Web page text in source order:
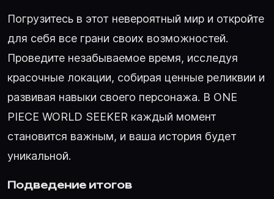
Погрузитесь в этот невероятный мир и откройте
для себя все грани своих возможностей.
Проведите незабываемое время, исследуя
красочные локации, собирая ценные реликвии и
развивая навыки своего персонажа. В ONE
PIECE WORLD SEEKER каждый момент
становится важным, и ваша история будет
уникальной.
Подведение итогов